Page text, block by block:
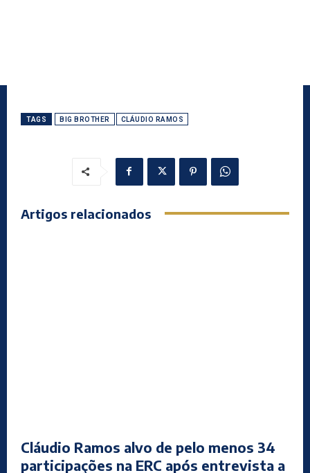
TAGS BIG BROTHER CLÁUDIO RAMOS
Artigos relacionados
Cláudio Ramos alvo de pelo menos 34
participações na ERC após entrevista a